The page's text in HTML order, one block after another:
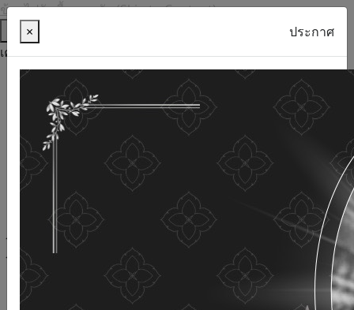
ข้ามไปยังเนื้อหาหลัก (Skip to Content)
ช่วยเหลือ
เครื่องมือการเข้าถึง
ภาษาไทย
ภาษาอังกฤษ
เพิ่มขนาดตัวอักษร
ลดขนาดตัวอักษร
ขนาดตัวอักษรปกติ
ความคมชัดสูง
ความคมชัดเชิงลบ
ความคมชัดปกติ
เปิดอ่านด้วยเสียง
ปิดอ่านด้วยเสียง
ผังเว็บไซต์
เว็บไซต์นี้ใช้คุกกี้ (Cookies)
× ประกาศ